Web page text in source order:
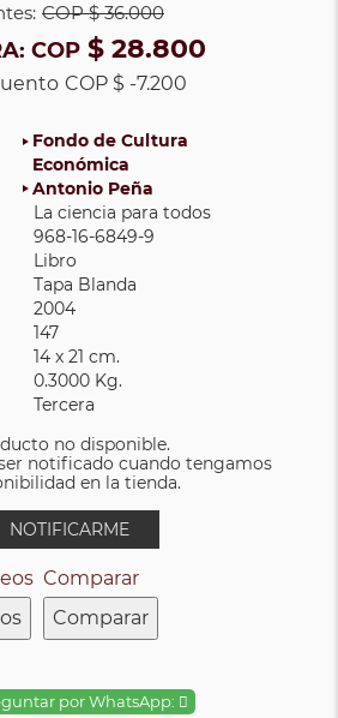
COP$ 36.000
COP$ 28.800
COP $ -7.200
Fondo de Cultura
Económica
Antonio Peña
La ciencia para todos
968-16-6849-9
Libro
Tapa Blanda
2004
147
14 x 21 cm.
0.3000 Kg.
Tercera
no disponible.
notificado cuando tengamos
en la tienda.
NOTIFICARME
Comparar
Comparar
por WhatsApp: